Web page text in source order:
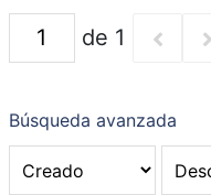
de 1
Búsqueda avanzada